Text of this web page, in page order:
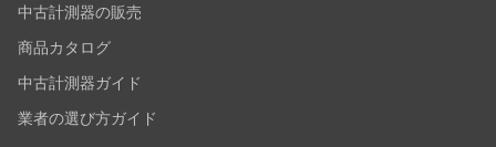
中古計測器の販売
商品カタログ
中古計測器ガイド
業者の選び方ガイド